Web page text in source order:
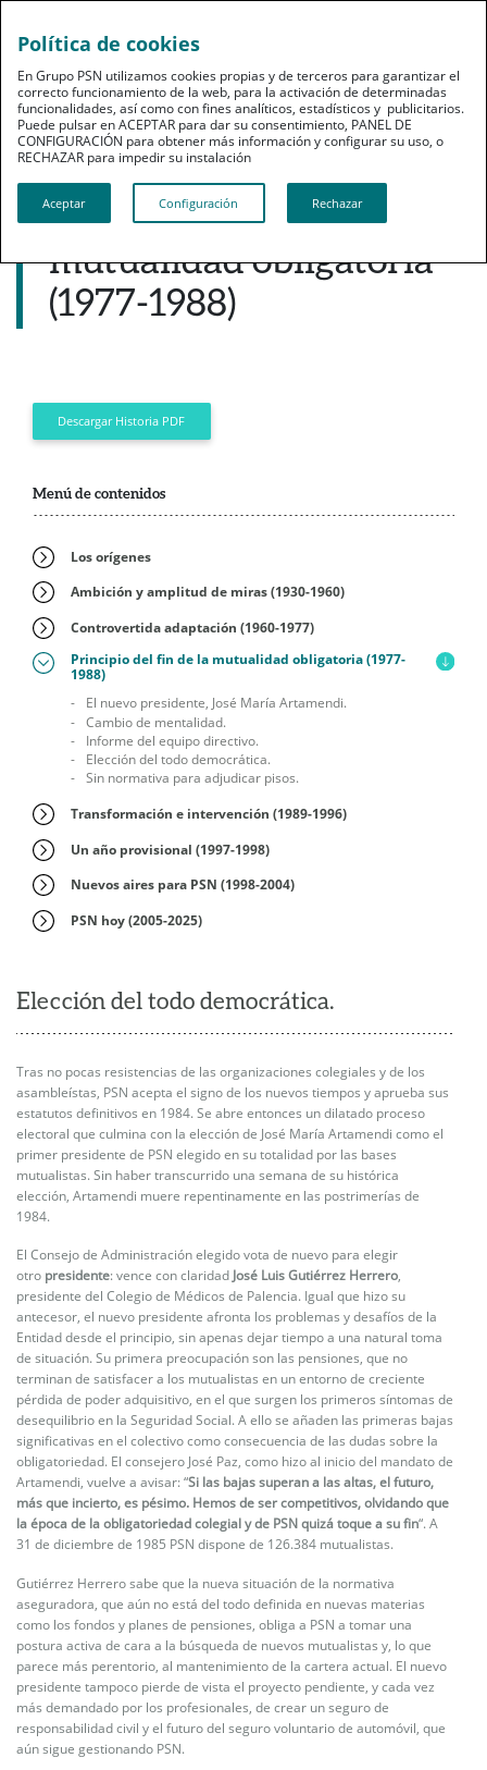
Historia
Principio del fin de la
mutualidad obligatoria
(1977-1988)
Elección del todo democrática.
Tras no pocas resistencias de las organizaciones colegiales y de los
asambleístas, PSN acepta el signo de los nuevos tiempos y aprueba sus
estatutos definitivos en 1984. Se abre entonces un dilatado proceso
electoral que culmina con la elección de José María Artamendi como el
primer presidente de PSN elegido en su totalidad por las bases
mutualistas. Sin haber transcurrido una semana de su histórica
elección, Artamendi muere repentinamente en las postrimerías de
1984.
El Consejo de Administración elegido vota de nuevo para elegir
otro presidente: vence con claridad José Luis Gutiérrez Herrero,
presidente del Colegio de Médicos de Palencia. Igual que hizo su
antecesor, el nuevo presidente afronta los problemas y desafíos de la
Entidad desde el principio, sin apenas dejar tiempo a una natural toma
de situación. Su primera preocupación son las pensiones, que no
terminan de satisfacer a los mutualistas en un entorno de creciente
pérdida de poder adquisitivo, en el que surgen los primeros síntomas de
desequilibrio en la Seguridad Social. A ello se añaden las primeras bajas
significativas en el colectivo como consecuencia de las dudas sobre la
obligatoriedad. El consejero José Paz, como hizo al inicio del mandato de
Artamendi, vuelve a avisar: “Si las bajas superan a las altas, el futuro,
más que incierto, es pésimo. Hemos de ser competitivos, olvidando que
la época de la obligatoriedad colegial y de PSN quizá toque a su fin“. A
31 de diciembre de 1985 PSN dispone de 126.384 mutualistas.
Gutiérrez Herrero sabe que la nueva situación de la normativa
aseguradora, que aún no está del todo definida en nuevas materias
como los fondos y planes de pensiones, obliga a PSN a tomar una
postura activa de cara a la búsqueda de nuevos mutualistas y, lo que
parece más perentorio, al mantenimiento de la cartera actual. El nuevo
presidente tampoco pierde de vista el proyecto pendiente, y cada vez
más demandado por los profesionales, de crear un seguro de
responsabilidad civil y el futuro del seguro voluntario de automóvil, que
aún sigue gestionando PSN.
Descargar Historia PDF
Menú de contenidos
Los orígenes
Ambición y amplitud de miras (1930-1960)
Controvertida adaptación (1960-1977)
Principio del fin de la mutualidad obligatoria (1977-
1988)
El nuevo presidente, José María Artamendi.
Cambio de mentalidad.
Informe del equipo directivo.
Elección del todo democrática.
Sin normativa para adjudicar pisos.
Transformación e intervención (1989-1996)
Un año provisional (1997-1998)
Nuevos aires para PSN (1998-2004)
PSN hoy (2005-2025)
Política de cookies
En Grupo PSN utilizamos cookies propias y de terceros para garantizar el
correcto funcionamiento de la web, para la activación de determinadas
funcionalidades, así como con fines analíticos, estadísticos y publicitarios.
Puede pulsar en ACEPTAR para dar su consentimiento, PANEL DE
CONFIGURACIÓN para obtener más información y configurar su uso, o
RECHAZAR para impedir su instalación​​​​​​​
Aceptar Configuración Rechazar